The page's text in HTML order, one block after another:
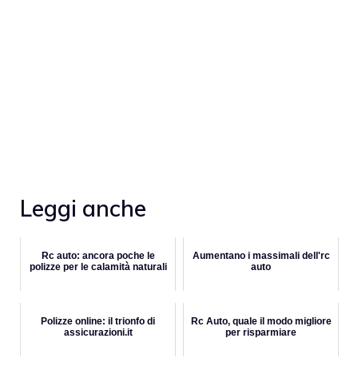
Leggi anche
Rc auto: ancora poche le
polizze per le calamità naturali
Aumentano i massimali dell'rc
auto
Polizze online: il trionfo di
assicurazioni.it
Rc Auto, quale il modo migliore
per risparmiare